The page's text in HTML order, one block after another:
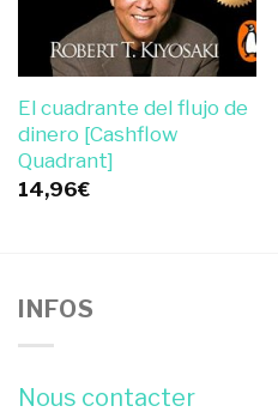
El cuadrante del flujo de
dinero [Cashflow
Quadrant]
14,96€
INFOS
Nous contacter